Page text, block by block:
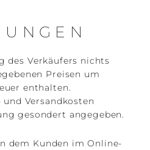
des Verkäufers nichts
Preisen um
enthalten.
Versandkosten
gesondert angegeben.
dem Kunden im Online-